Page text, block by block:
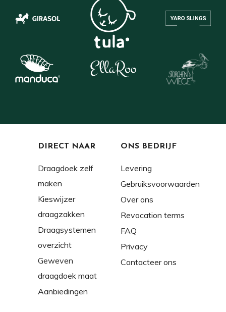
DIRECT NAAR
Draagdoek zelf
maken
Kieswijzer
draagzakken
Draagsystemen
overzicht
Geweven
draagdoek maat
Aanbiedingen
ONS BEDRIJF
Levering
Gebruiksvoorwaarden
Over ons
Revocation terms
FAQ
Privacy
Contacteer ons